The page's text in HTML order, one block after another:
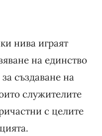
нива играят
на единство
създаване на
служителите
с целите